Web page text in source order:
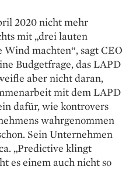
2020 nicht mehr
mit „drei lauten
machten“, sagt CEO
Budgetfrage, das LAPD
aber nicht daran,
mit dem LAPD
dafür, wie kontrovers
wahrgenommen
Sein Unternehmen
„Predictive klingt
es einem auch nicht so